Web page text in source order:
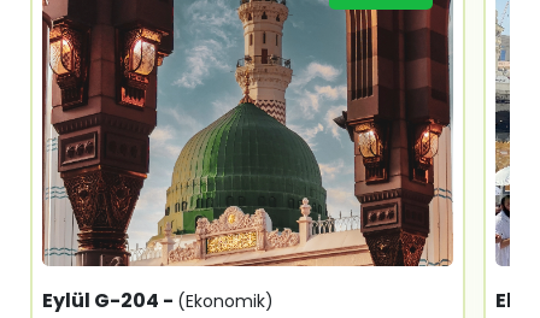
Eylül G-204 - (Ekonomik)